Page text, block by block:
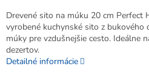
Drevené sito na múku 20 cm Perfect
vyrobené kuchynské sito z bukového
múky pre vzdušnejšie cesto. Ideálne
dezertov.
Detailné informácie